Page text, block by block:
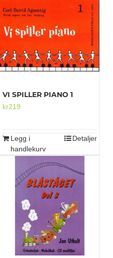
VI SPILLER PIANO 1
kr219
Legg i
handlekurv
Detaljer